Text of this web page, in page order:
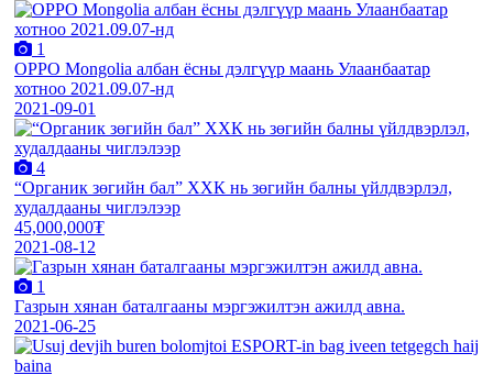
1
OPPO Mongolia албан ёсны дэлгүүр маань Улаанбаатар
хотноо 2021.09.07-нд
2021-09-01
4
“Органик зөгийн бал” ХХК нь зөгийн балны үйлдвэрлэл,
худалдааны чиглэлээр
45,000,000₮
2021-08-12
1
Газрын хянан баталгааны мэргэжилтэн ажилд авна.
2021-06-25